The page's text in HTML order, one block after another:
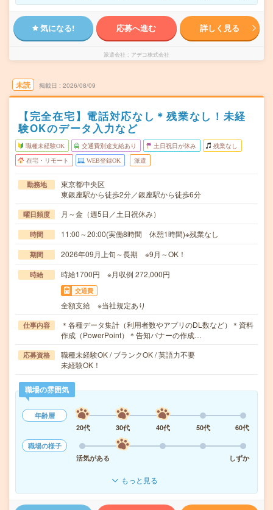
気になる! 応募へ進む 詳しく見る
派遣会社 アデコ株式会社
未読 掲載日 2026/08/09
【完全在宅】電話対応なし＊残業なし！未経
験OKのデータ入力など
職種未経験OK 交通費別途支給あり 土日祝日が休み 残業なし
在宅・リモート WEB登録OK 派遣
勤務地
東京都中央区
東銀座駅から徒歩2分／銀座駅から徒歩6分
曜日頻度 月～金（週5日／土日祝休み）
時間 11:00～20:00(実働8時間 休憩1時間)※残業なし
期間 2026年09月上旬～長期 ※9月～OK！
時給 時給1700円 ※月収例 272,000円
交通費
全額支給 ※当社規定あり
仕事内容
＊各種データ集計（利用者数やアプリのDL数など）＊資料
作成（PowerPoint）＊告知バナーの作成…
応募資格
職種未経験OK / ブランクOK / 英語力不要
未経験OK！
職場の雰囲気
年齢層
20代
30代 40代 50代
60代
職場の様子
活気がある
しずか
もっと見る